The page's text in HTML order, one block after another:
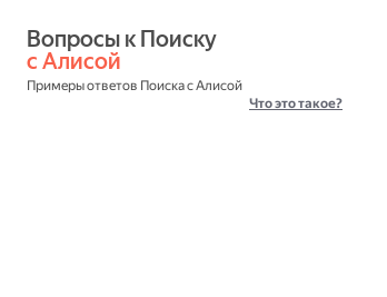
с Алисой
Примеры ответов Поиска с Алисой
Что это такое?